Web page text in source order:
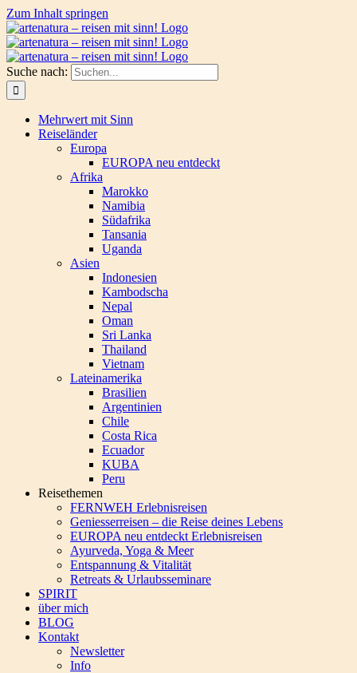
Zum Inhalt springen
Suche nach:
Mehrwert mit Sinn
Reiseländer
Europa
EUROPA neu entdeckt
Afrika
Marokko
Namibia
Südafrika
Tansania
Uganda
Asien
Indonesien
Kambodscha
Nepal
Oman
Sri Lanka
Thailand
Vietnam
Lateinamerika
Brasilien
Argentinien
Chile
Costa Rica
Ecuador
KUBA
Peru
Reisethemen
FERNWEH Erlebnisreisen
Geniesserreisen – die Reise deines Lebens
EUROPA neu entdeckt Erlebnisreisen
Ayurveda, Yoga & Meer
Entspannung & Vitalität
Retreats & Urlaubsseminare
SPIRIT
über mich
BLOG
Kontakt
Newsletter
Info